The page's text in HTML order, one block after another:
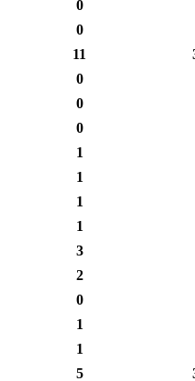
0
0
11
0
0
0
1
1
1
1
3
2
0
1
1
5